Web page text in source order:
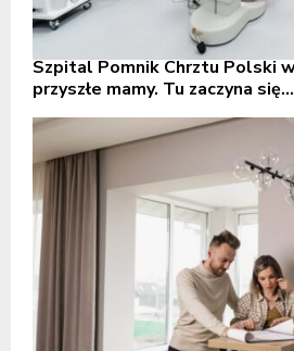
Szpital Pomnik Chrztu Polski
przyszłe mamy. Tu zaczyna się...